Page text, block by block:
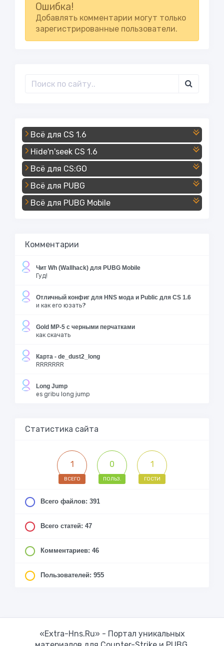
Ошибка!
Добавлять комментарии могут только
зарегистрированные пользователи.
Всё для CS 1.6
Hide'n'seek CS 1.6
Всё для CS:GO
Всё для PUBG
Всё для PUBG Mobile
Комментарии
Чит Wh (Wallhack) для PUBG Mobile
Гуд!
Отличный конфиг для HNS мода и Public для CS 1.6
и как его юзать?
Gold MP-5 с черными перчатками
как скачать
Карта - de_dust2_long
RRRRRRR
Long Jump
es gribu long jump
Статистика сайта
1
ВСЕГО
0
ПОЛЬЗ.
1
ГОСТИ
Всего файлов: 391
Всего статей: 47
Комментариев: 46
Пользователей: 955
«Extra-Hns.Ru» - Портал уникальных